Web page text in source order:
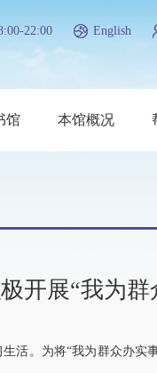
22:00 English
馆 本馆概况
开展“我为群
活。为将“我为群众办实